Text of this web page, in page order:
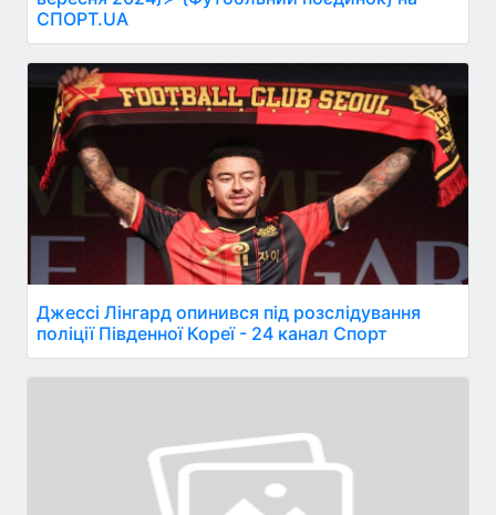
СПОРТ.UA
Джессі Лінгард опинився під розслідування
поліції Південної Кореї - 24 канал Спорт